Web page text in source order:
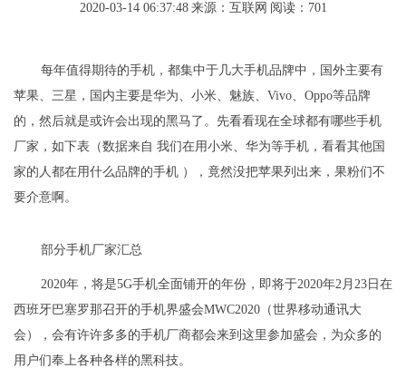
2020-03-14 06:37:48 来源：互联网 阅读：701
每年值得期待的手机，都集中于几大手机品牌中，国外主要有
苹果、三星，国内主要是华为、小米、魅族、Vivo、Oppo等品牌
的，然后就是或许会出现的黑马了。先看看现在全球都有哪些手机
厂家，如下表（数据来自 我们在用小米、华为等手机，看看其他国
家的人都在用什么品牌的手机 ），竟然没把苹果列出来，果粉们不
要介意啊。
部分手机厂家汇总
2020年，将是5G手机全面铺开的年份，即将于2020年2月23日在
西班牙巴塞罗那召开的手机界盛会MWC2020（世界移动通讯大
会），会有许许多多的手机厂商都会来到这里参加盛会，为众多的
用户们奉上各种各样的黑科技。